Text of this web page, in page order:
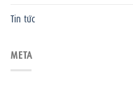
Tin tức
META